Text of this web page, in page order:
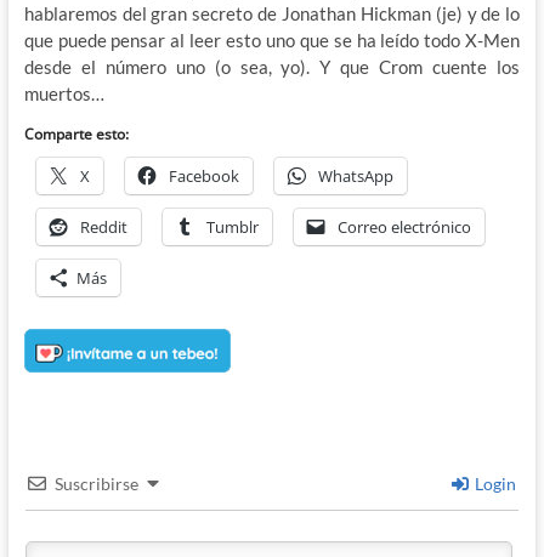
hablaremos del gran secreto de Jonathan Hickman (je) y de lo
que puede pensar al leer esto uno que se ha leído todo X-Men
desde el número uno (o sea, yo). Y que Crom cuente los
muertos…
Comparte esto:
X Facebook WhatsApp
Reddit Tumblr Correo electrónico
Más
Suscribirse Login